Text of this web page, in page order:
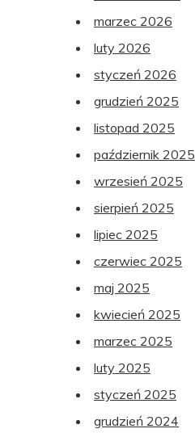
marzec 2026
luty 2026
styczeń 2026
grudzień 2025
listopad 2025
październik 2025
wrzesień 2025
sierpień 2025
lipiec 2025
czerwiec 2025
maj 2025
kwiecień 2025
marzec 2025
luty 2025
styczeń 2025
grudzień 2024